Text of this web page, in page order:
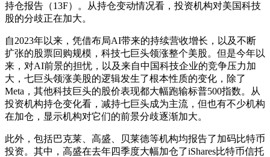
持仓报告（13F）。从持仓变动情况看，投资机构对美国科技
股的分歧正在加大。
自2023年以来，凭借布局AI带来的持续营收增长，以及不断
扩张的股票回购规模，科技七巨头领涨整个美股。但是今年以
来，对AI前景的担忧，以及来自中国科技企业的竞争压力加
大，七巨头领涨美股的逻辑发生了根本性质的变化，除了
Meta，其他科技巨头的股价表现都大幅跑输标普500指数。从
投资机构持仓变化看，减持七巨头成为主流，但也有不少机构
在加仓，显示机构对它们的前景分歧逐渐加大。
此外，包括巴克莱、高盛、贝莱德等机构均报告了加码比特币
投资。其中，高盛在去年四季度大幅加仓了iShares比特币信托